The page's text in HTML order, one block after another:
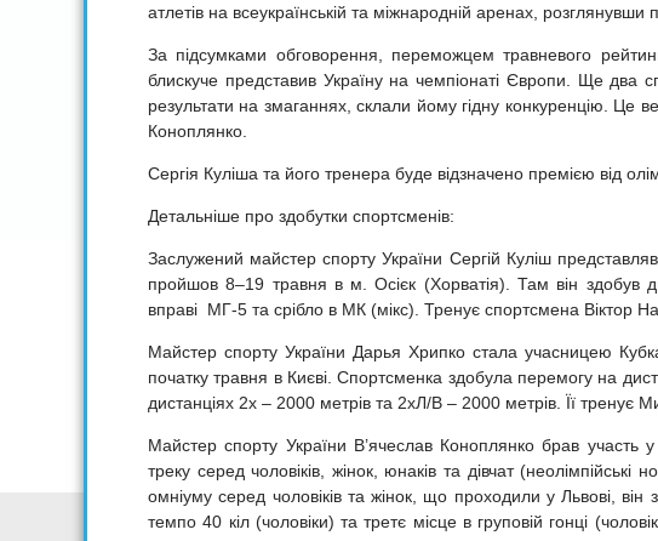
атлетів на всеукраїнській та міжнародній аренах, розглянувши
За підсумками обговорення, переможцем травневого
блискуче представив Україну на чемпіонаті Європи. Ще два
результати на змаганнях, склали йому гідну конкуренцію. Це
Коноплянко.
Сергія Куліша та його тренера буде відзначено премією від
Детальніше про здобутки спортсменів:
Заслужений майстер спорту України Сергій Куліш
пройшов 8–19 травня в м. Осієк (Хорватія). Там він здобув
вправі МГ-5 та срібло в МК (мікс). Тренує спортсмена Віктор
Майстер спорту України Дарья Хрипко стала учасницею
початку травня в Києві. Спортсменка здобула перемогу на
дистанціях 2х – 2000 метрів та 2хЛ/В – 2000 метрів. Її тренує
Майстер спорту України В’ячеслав Коноплянко брав участь
треку серед чоловіків, жінок, юнаків та дівчат
омніуму серед чоловіків та жінок, що проходили у Львові, він
темпо 40 кіл (чоловіки) та третє місце в груповій гонці